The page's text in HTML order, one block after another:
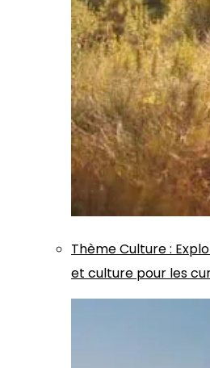
ThèmeCulture:
et culture pour les